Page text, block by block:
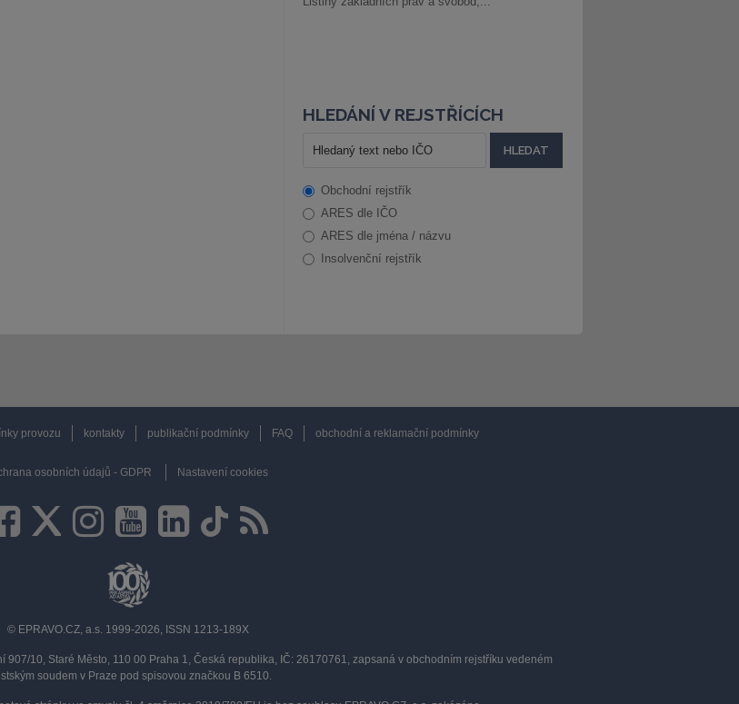
HLEDÁNÍ V REJSTŘÍCÍCH
Obchodní rejstřík
ARES dle IČO
ARES dle jména / názvu
Insolvenční rejstřík
provozu kontakty publikační podmínky FAQ obchodní a reklamační podmínky
osobních údajů - GDPR Nastavení cookies
© EPRAVO.CZ, a.s. 1999-2026, ISSN 1213-189X
907/10, Staré Město, 110 00 Praha 1, Česká republika, IČ: 26170761, zapsaná v obchodním rejstříku vedeném
soudem v Praze pod spisovou značkou B 6510.